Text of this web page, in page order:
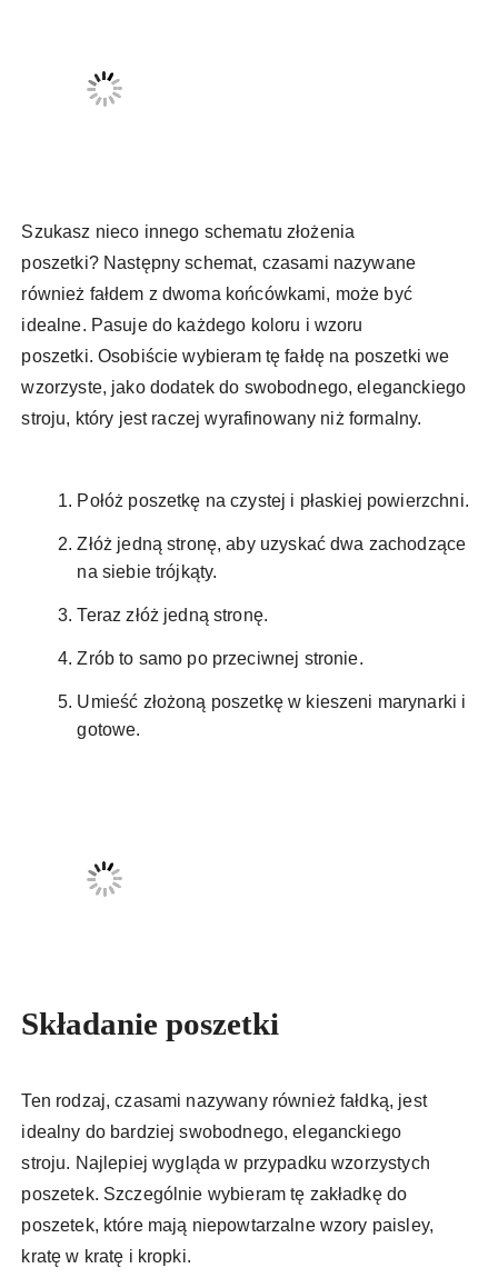
Szukasz nieco innego schematu złożenia
poszetki? Następny schemat, czasami nazywane
również fałdem z dwoma końcówkami, może być
idealne. Pasuje do każdego koloru i wzoru
poszetki. Osobiście wybieram tę fałdę na poszetki we
wzorzyste, jako dodatek do swobodnego, eleganckiego
stroju, który jest raczej wyrafinowany niż formalny.
Połóż poszetkę na czystej i płaskiej powierzchni.
Złóż jedną stronę, aby uzyskać dwa zachodzące
na siebie trójkąty.
Teraz złóż jedną stronę.
Zrób to samo po przeciwnej stronie.
Umieść złożoną poszetkę w kieszeni marynarki i
gotowe.
Składanie poszetki
Ten rodzaj, czasami nazywany również fałdką, jest
idealny do bardziej swobodnego, eleganckiego
stroju. Najlepiej wygląda w przypadku wzorzystych
poszetek. Szczególnie wybieram tę zakładkę do
poszetek, które mają niepowtarzalne wzory paisley,
kratę w kratę i kropki.